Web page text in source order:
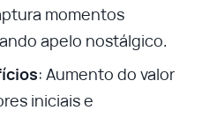
momentos
apelo nostálgico.
: Aumento do valor
iniciais e